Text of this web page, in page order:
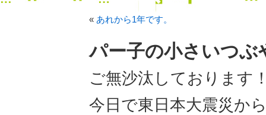
« あれから1年です。
パー子の小さいつぶ
ご無沙汰しております
今日で東日本大震災か